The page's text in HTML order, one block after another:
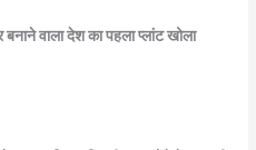
वाला देश का पहला प्लांट खोला